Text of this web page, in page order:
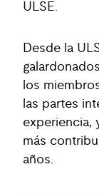
ULSE.
Desde la
los
las partes
experiencia,
más
años.